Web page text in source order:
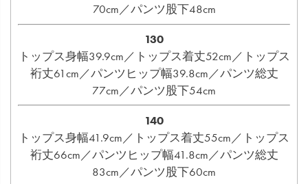
70cm／パンツ股下48cm
130
トップス身幅39.9cm／トップス着丈52cm／トップス
裄丈61cm／パンツヒップ幅39.8cm／パンツ総丈
77cm／パンツ股下54cm
140
トップス身幅41.9cm／トップス着丈55cm／トップス
裄丈66cm／パンツヒップ幅41.8cm／パンツ総丈
83cm／パンツ股下60cm